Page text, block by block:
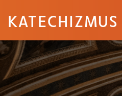
KATECHIZMUS